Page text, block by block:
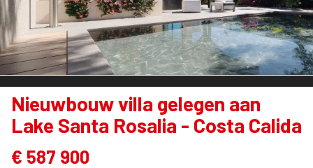
Nieuwbouw villa gelegen aan
Lake Santa Rosalia - Costa Calida
€ 587 900